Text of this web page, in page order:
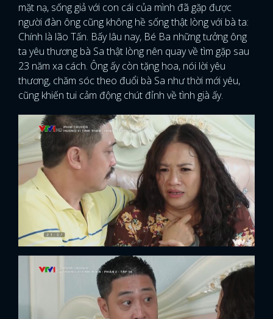
mặt nạ, sống giả với con cái của mình đã gặp được
người đàn ông cũng không hề sống thật lòng với bà ta:
Chính là lão Tấn. Bấy lâu nay, Bé Ba những tưởng ông
ta yêu thương bà Sa thật lòng nên quay về tìm gặp sau
23 năm xa cách. Ông ấy còn tặng hoa, nói lời yêu
thương, chăm sóc theo đuổi bà Sa như thời mới yêu,
cũng khiến tui cảm động chút đỉnh về tình già ấy.